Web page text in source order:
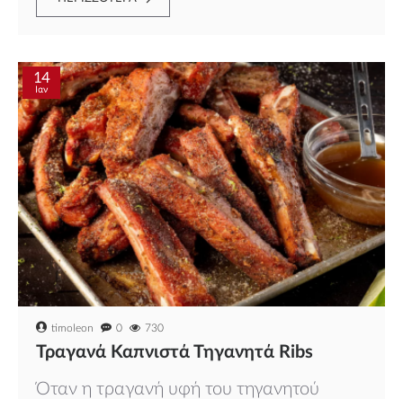
14
Ιαν
timoleon 0 730
Τραγανά Καπνιστά Τηγανητά Ribs
Όταν η τραγανή υφή του τηγανητού